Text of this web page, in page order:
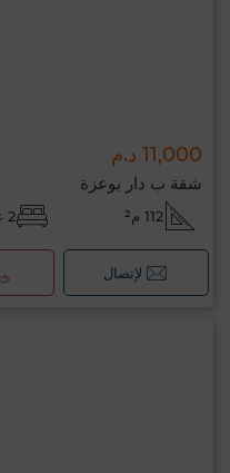
11,000 د.م
شقة ب دار بوعزة
112 م² 2 غرف
لإتصال